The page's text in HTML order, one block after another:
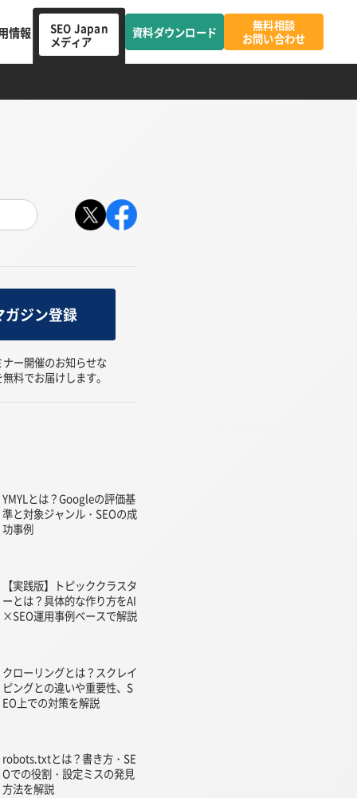
情報
SEO Japan
メディア
資料ダウンロード
無料相談
お問い合わせ
ガジン登録
ー開催のお知らせな
料でお届けします。
YMYLとは？Googleの評価基
準と対象ジャンル・SEOの成
功事例
【実践版】トピッククラスタ
ーとは？具体的な作り方をAI
×SEO運用事例ベースで解説
クローリングとは？スクレイ
ピングとの違いや重要性、S
EO上での対策を解説
robots.txtとは？書き方・SE
Oでの役割・設定ミスの発見
方法を解説